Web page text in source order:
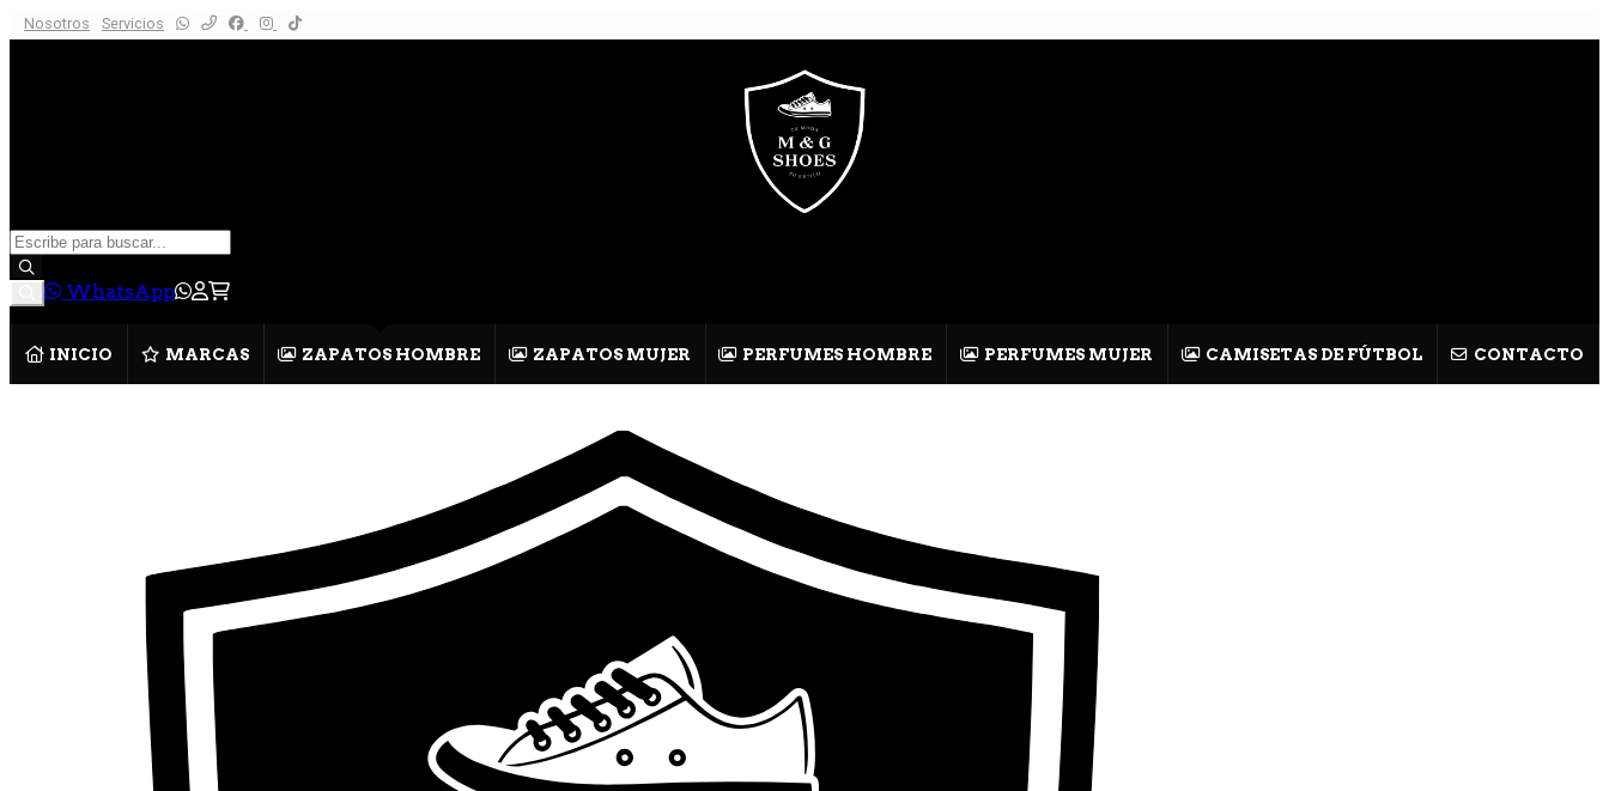
Nosotros Servicios
WhatsApp
INICIO MARCAS ZAPATOS HOMBRE ZAPATOS MUJER PERFUMES HOMBRE PERFUMES MUJER CAMISETAS DE FÚTBOL CONTACTO